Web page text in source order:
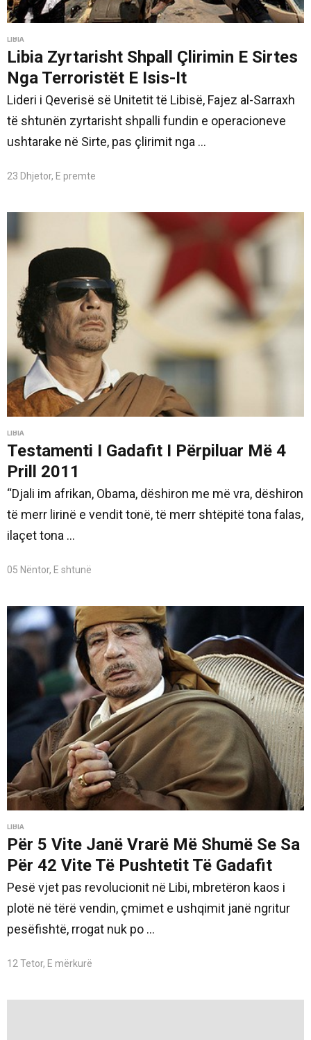
LIBIA
Libia Zyrtarisht Shpall Çlirimin E Sirtes
Nga Terroristët E Isis-It
Lideri i Qeverisë së Unitetit të Libisë, Fajez al-Sarraxh
të shtunën zyrtarisht shpalli fundin e operacioneve
ushtarake në Sirte, pas çlirimit nga ...
23 Dhjetor, E premte
LIBIA
Testamenti I Gadafit I Përpiluar Më 4
Prill 2011
“Djali im afrikan, Obama, dëshiron me më vra, dëshiron
të merr lirinë e vendit tonë, të merr shtëpitë tona falas,
ilaçet tona ...
05 Nëntor, E shtunë
LIBIA
Për 5 Vite Janë Vrarë Më Shumë Se Sa
Për 42 Vite Të Pushtetit Të Gadafit
Pesë vjet pas revolucionit në Libi, mbretëron kaos i
plotë në tërë vendin, çmimet e ushqimit janë ngritur
pesëfishtë, rrogat nuk po ...
12 Tetor, E mërkurë